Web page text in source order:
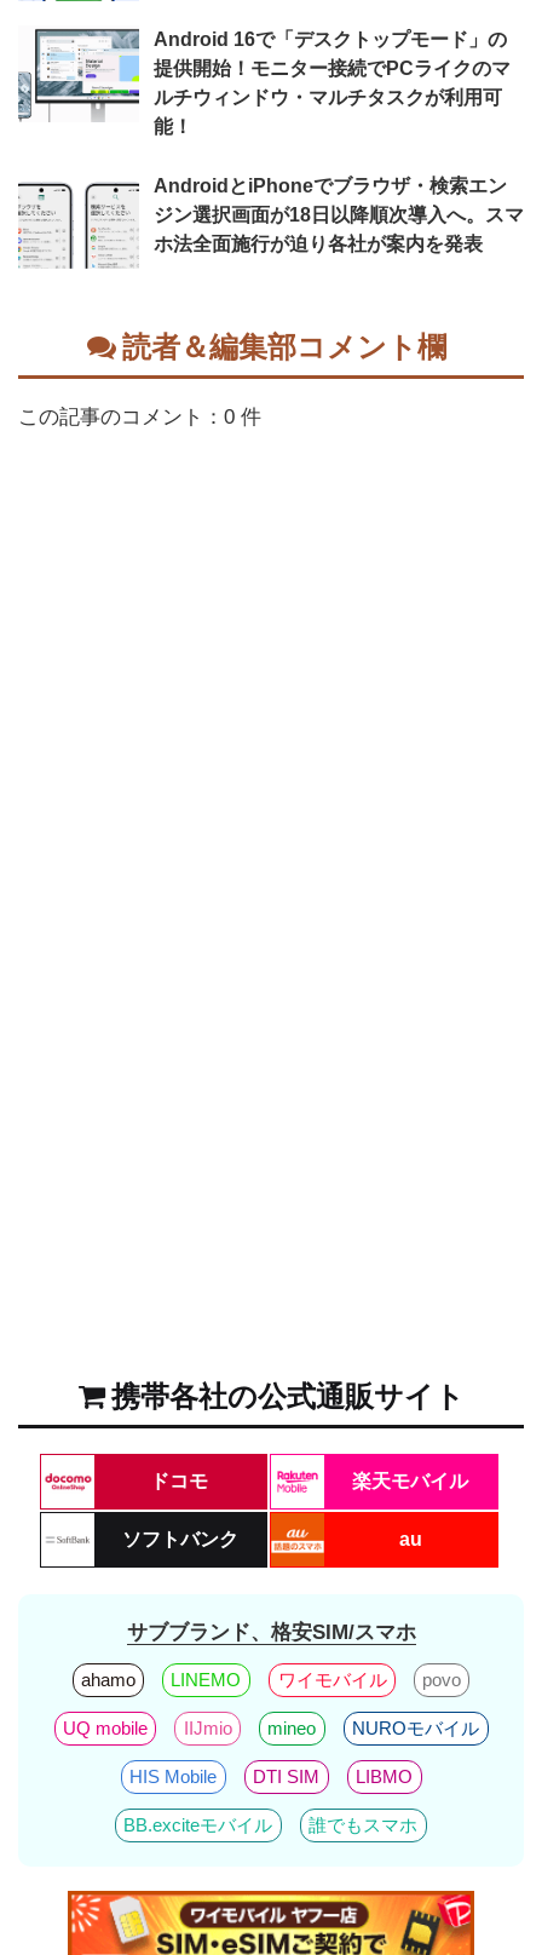
Android 16で「デスクトップモード」の
提供開始！モニター接続でPCライクのマ
ルチウィンドウ・マルチタスクが利用可
能！
AndroidとiPhoneでブラウザ・検索エン
ジン選択画面が18日以降順次導入へ。スマ
ホ法全面施行が迫り各社が案内を発表
読者＆編集部コメント欄
この記事のコメント：0 件
携帯各社の公式通販サイト
ドコモ 楽天モバイル
ソフトバンク au
サブブランド、格安SIM/スマホ
ahamo LINEMO ワイモバイル povo
UQ mobile IIJmio mineo NUROモバイル
HIS Mobile DTI SIM LIBMO
BB.exciteモバイル 誰でもスマホ